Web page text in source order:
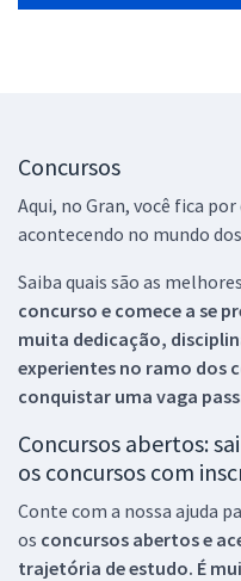
Concursos
Aqui, no Gran, você fica
acontecendo no mundo dos
Saiba quais são as
concurso e comece a se
muita dedicação,
experientes no ramo dos
conquistar uma vaga
Concursos abertos:
os concursos com
Conte com a nossa ajuda
os concursos abertos e
trajetória de estudo. É